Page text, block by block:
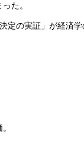
た。
の実証」が経済学